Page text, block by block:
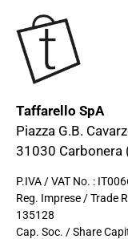
Taffarello SpA
Piazza G.B.
31030 Carbonera
P.IVA / VAT No. :
Reg. Imprese / Trade
135128
Cap. Soc. / Share